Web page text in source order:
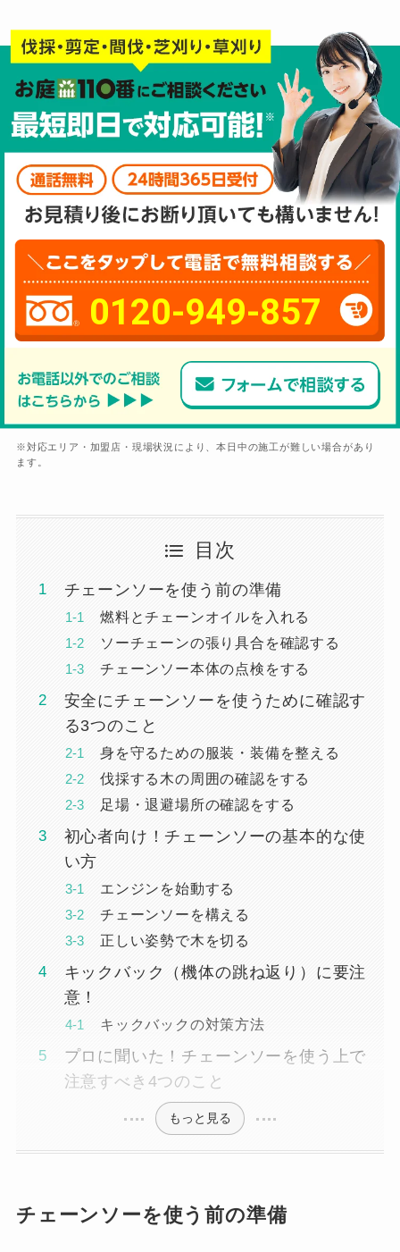
0120-949-857
※対応エリア・加盟店・現場状況により、本日中の施工が難しい場合があり
ます。
目次
チェーンソーを使う前の準備
燃料とチェーンオイルを入れる
ソーチェーンの張り具合を確認する
チェーンソー本体の点検をする
安全にチェーンソーを使うために確認す
る3つのこと
身を守るための服装・装備を整える
伐採する木の周囲の確認をする
足場・退避場所の確認をする
初心者向け！チェーンソーの基本的な使
い方
エンジンを始動する
チェーンソーを構える
正しい姿勢で木を切る
キックバック（機体の跳ね返り）に要注
意！
キックバックの対策方法
プロに聞いた！チェーンソーを使う上で
注意すべき4つのこと
もっと見る
チェーンソーを使う前の準備